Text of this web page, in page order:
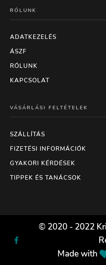
RÓLUNK
ADATKEZELÉS
ÁSZF
RÓLUNK
KAPCSOLAT
VÁSÁRLÁSI FELTÉTELEK
SZÁLLÍTÁS
FIZETÉSI INFORMÁCIÓK
GYAKORI KÉRDÉSEK
TIPPEK ÉS TANÁCSOK
© 2020 - 2022
Made with